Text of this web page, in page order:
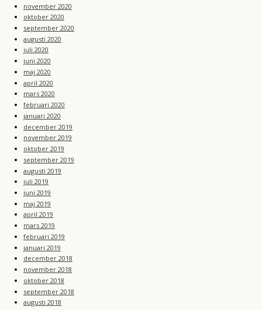
november 2020
oktober 2020
september 2020
augusti 2020
juli 2020
juni 2020
maj 2020
april 2020
mars 2020
februari 2020
januari 2020
december 2019
november 2019
oktober 2019
september 2019
augusti 2019
juli 2019
juni 2019
maj 2019
april 2019
mars 2019
februari 2019
januari 2019
december 2018
november 2018
oktober 2018
september 2018
augusti 2018